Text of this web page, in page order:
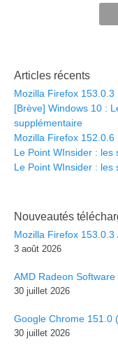
Articles récents
Mozilla Firefox 153.0.3
[Brève] Windows 10 :
supplémentaire
Mozilla Firefox 152.0.6
Le Point WInsider : les
Le Point WInsider : les
Nouveautés
Mozilla Firefox
3 août 2026
AMD Radeon Software
30 juillet 2026
Google Chrome 151.0
30 juillet 2026